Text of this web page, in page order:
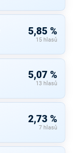
5,85 %
15 hlasů
5,07 %
13 hlasů
2,73 %
7 hlasů